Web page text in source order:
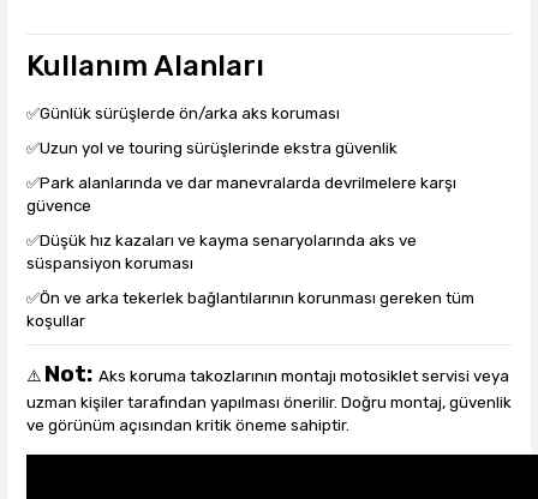
Kullanım Alanları
✅Günlük sürüşlerde ön/arka aks koruması
✅Uzun yol ve touring sürüşlerinde ekstra güvenlik
✅Park alanlarında ve dar manevralarda devrilmelere karşı
güvence
✅Düşük hız kazaları ve kayma senaryolarında aks ve
süspansiyon koruması
✅Ön ve arka tekerlek bağlantılarının korunması gereken tüm
koşullar
⚠️ Not: Aks koruma takozlarının montajı motosiklet servisi veya
uzman kişiler tarafından yapılması önerilir. Doğru montaj, güvenlik
ve görünüm açısından kritik öneme sahiptir.